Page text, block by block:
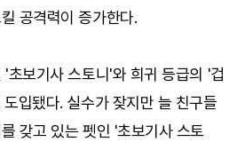
공격력이 증가한다.
초보기사 스토니'와 희귀 등급의 '겁
입됐다. 실수가 잦지만 늘 친구들
갖고 있는 펫인 '초보기사 스토